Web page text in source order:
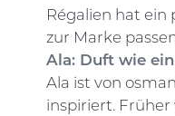
Régalien hat ein
zur Marke
Ala: Duft wie
Ala ist von
inspiriert. Früher